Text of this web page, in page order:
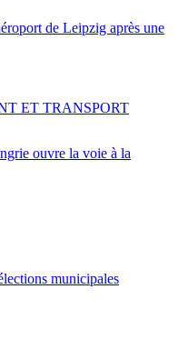
de Leipzig après une
ouvre la voie à la
ET TRANSPORT
municipales